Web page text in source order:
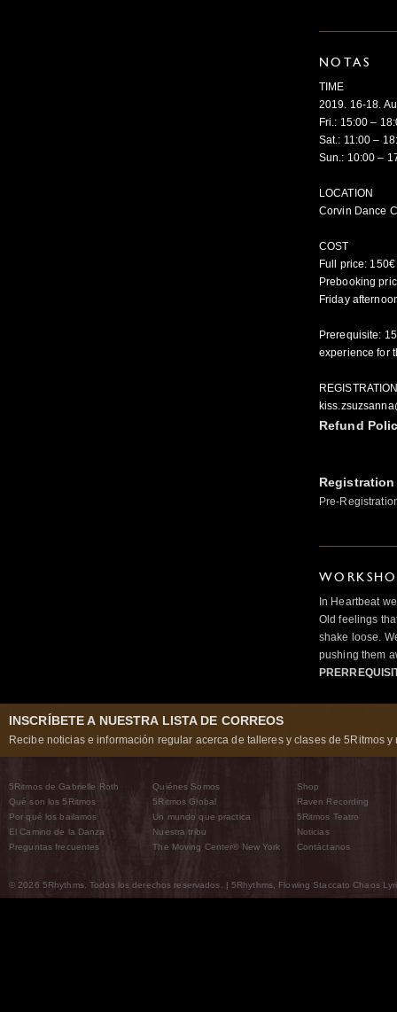
NOTAS
TIME
2019. 16-18.
Fri.: 15:00 –
Sat.: 11:00 –
Sun.: 10:00 –
LOCATION
Corvin Dance
COST
Full price: 150€
Prebooking
Friday
Prerequisite:
experience for
Refund
Pre-
In Heartbeat
Old feelings
shake loose.
pushing them
INSCRÍBETE A NUESTRA LISTA DE CORREOS
Recibe noticias e información regular acerca de talleres y clases de 5Ritmos y
5Ritmos de Gabrielle Roth
Qué son los 5Ritmos
Por qué los bailamos
El Camino de la Danza
Preguntas frecuentes
Quiénes Somos
5Ritmos Global
Un mundo que practica
Nuestra tribu
The Moving Center® New York
Shop
Raven Recording
5Ritmos Teatro
Noticias
Contáctanos
© 2026 5Rhythms. Todos los derechos reservados. | 5Rhythms, Flowing Staccato Chaos